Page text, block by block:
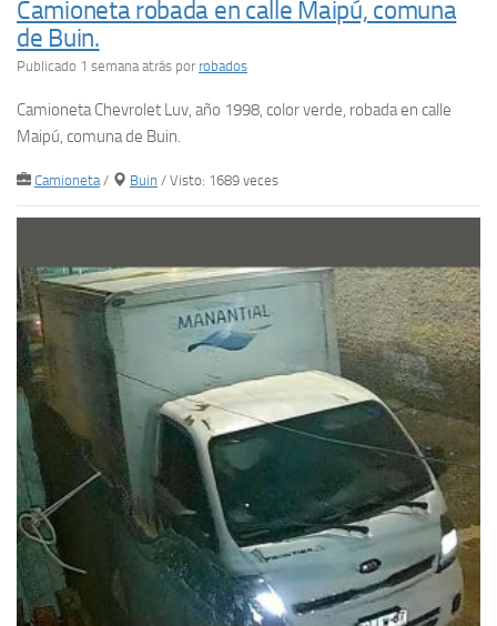
Camioneta robada en calle Maipú, comuna
de Buin.
Publicado 1 semana atrás por robados
Camioneta Chevrolet Luv, año 1998, color verde, robada en calle
Maipú, comuna de Buin.
Camioneta/ Buin / Visto: 1689 veces